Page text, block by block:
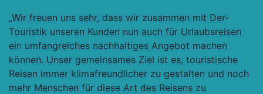
„Wir freuen uns sehr, dass wir zusammen mit Der-
Touristik unseren Kunden nun auch für Urlaubsreisen
ein umfangreiches nachhaltiges Angebot machen
können. Unser gemeinsames Ziel ist es, touristische
Reisen immer klimafreundlicher zu gestalten und noch
mehr Menschen für diese Art des Reisens zu